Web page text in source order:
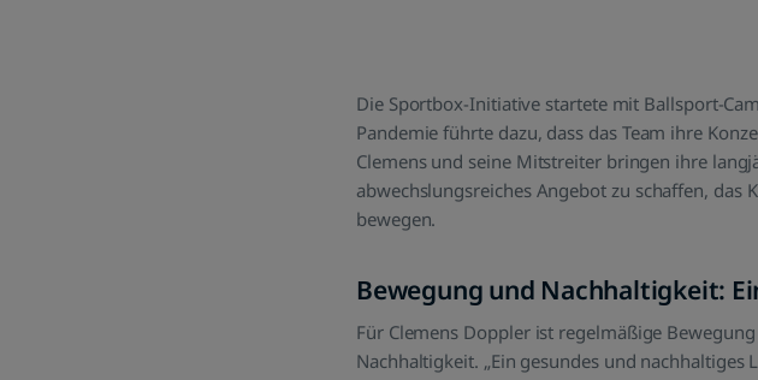
Die Sportbox-Initiative startete mit Ballsport-
Pandemie führte dazu, dass das Team ihre
Clemens und seine Mitstreiter bringen ihre
abwechslungsreiches Angebot zu schaffen,
bewegen.
Bewegung und Nachhaltigkeit:
Für Clemens Doppler ist regelmäßige
Nachhaltigkeit. „Ein gesundes und